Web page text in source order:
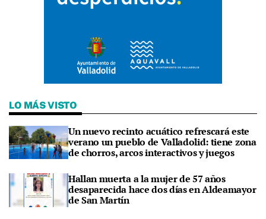
LO MÁS VISTO
Un nuevo recinto acuático refrescará este
verano un pueblo de Valladolid: tiene zona
de chorros, arcos interactivos y juegos
Hallan muerta a la mujer de 57 años
desaparecida hace dos días en Aldeamayor
de San Martín